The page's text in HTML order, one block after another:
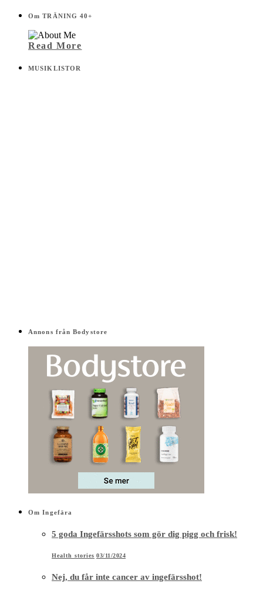
Om TRÄNING 40+
Read More
MUSIKLISTOR
Annons från Bodystore
Om Ingefära
5 goda Ingefärsshots som gör dig pigg och frisk!
Health stories 03/11/2024
Nej, du får inte cancer av ingefärsshot!